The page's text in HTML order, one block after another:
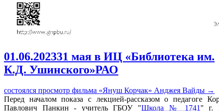
01.06.202331 мая в ИЦ «Библиотека им.
К.Д. Ушинского»РАО
состоялся просмотр фильма «Януш Корчак» Анджея Вайды →
Перед началом показа с лекцией-рассказом о педагоге
Павлович Панкин - учитель ГБОУ "Школа № 1741 " г.